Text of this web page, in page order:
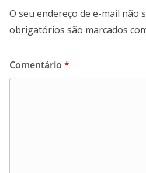
O seu endereço de e-mail não
obrigatórios são marcados
Comentário *